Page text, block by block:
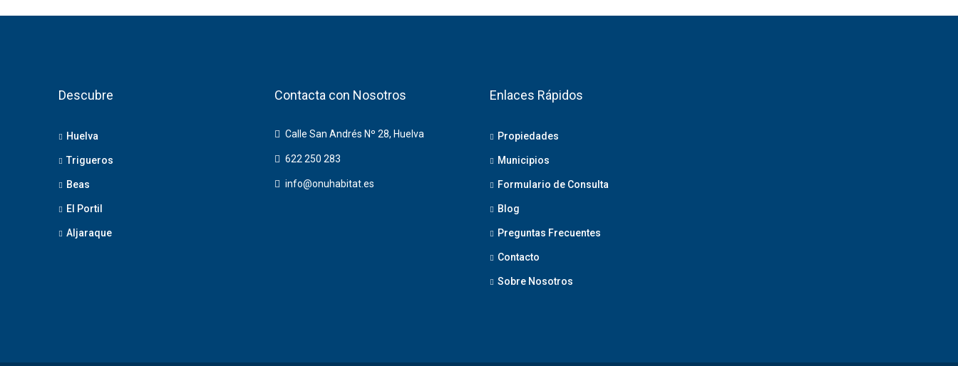
Descubre
Huelva
Trigueros
Beas
El Portil
Aljaraque
Contacta con Nosotros
Calle San Andrés Nº 28, Huelva
622 250 283
info@onuhabitat.es
Enlaces Rápidos
Propiedades
Municipios
Formulario de Consulta
Blog
Preguntas Frecuentes
Contacto
Sobre Nosotros